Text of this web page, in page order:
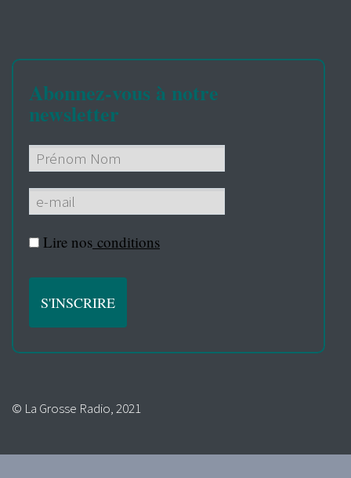
Abonnez-vous à notre
newsletter
Lire nos conditions
© La Grosse Radio, 2021